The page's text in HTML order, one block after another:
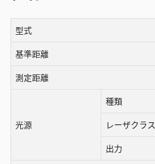
型式
基準距離
測定距離
光源
種類
レーザクラス
出力